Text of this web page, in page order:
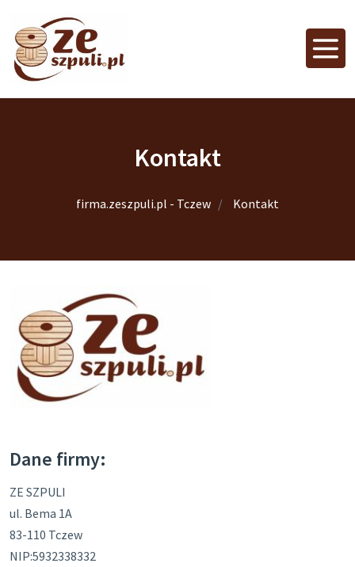
Kontakt
firma.zeszpuli.pl - Tczew Kontakt
Dane firmy:
ZE SZPULI
ul. Bema 1A
83-110 Tczew
NIP:5932338332